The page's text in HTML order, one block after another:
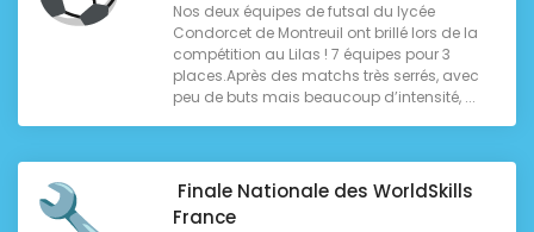
Nos deux équipes de futsal du lycée
Condorcet de Montreuil ont brillé lors de la
compétition au Lilas ! 7 équipes pour 3
places.Après des matchs très serrés, avec
peu de buts mais beaucoup d’intensité, ...
Finale Nationale des WorldSkills
France